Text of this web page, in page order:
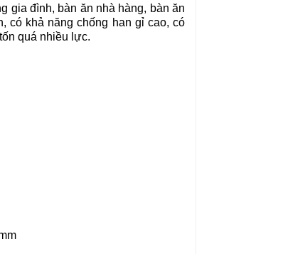
gia đình, bàn ăn nhà hàng, bàn ăn
có khả năng chống han gỉ cao, có
quá nhiều lực.